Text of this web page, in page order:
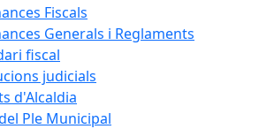
Fiscals
Generals i Reglaments
fiscal
judicials
d'Alcaldia
Ple Municipal